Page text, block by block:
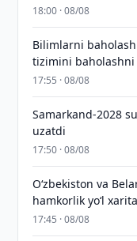
18:00 · 08/08
Bilimlarni baholash
tizimini
17:55 · 08/08
Samarkand-2028
uzatdi
17:50 · 08/08
Oʻzbekiston va
hamkorlik yoʻl
17:45 · 08/08